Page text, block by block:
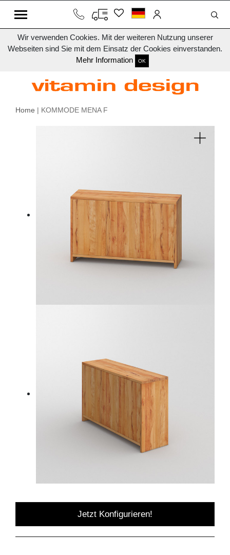
Wir verwenden Cookies. Mit der weiteren Nutzung unserer
Webseiten sind Sie mit dem Einsatz der Cookies einverstanden.
Mehr Information
OK
Home | KOMMODE MENA F
Jetzt Konfigurieren!